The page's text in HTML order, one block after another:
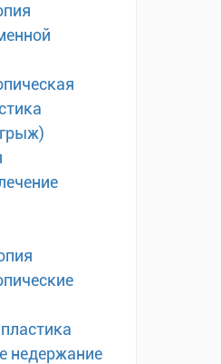
недержание